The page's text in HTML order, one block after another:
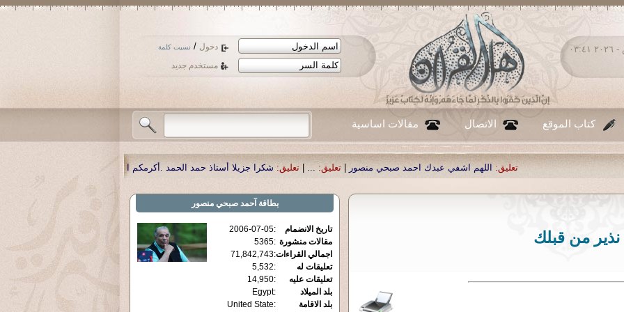
دخول / نسيت كلمة
مستخدم جديد
السبت ٠٨ - أغسطس - ٢٠٢٦ ٠٣:٤١
كتاب الموقع الاتصال مقالات اساسية
اللهم اشفي عبدك احمد صبحي منصور |تعليق: ...
| تعليق: شكرا جزيلا أستاذ حمد الحمد .أكرمكم الله .|تعليق: نسأل الله تعالى أن يمن بالشفاء
نذير من قبلك
بطاقة آحمد صبحي منصور
تاريخ الانضمام :
2006-07-05
مقالات منشورة :
5365
اجمالي القراءات:
71,842,743
تعليقات له
:
5,532
تعليقات عليه
:
14,950
بلد الميلاد
:
Egypt
بلد الاقامة
:
United State